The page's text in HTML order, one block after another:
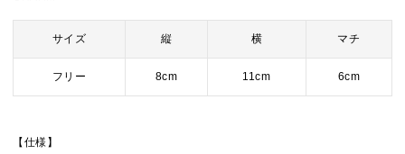
サイズ 縦 横 マチ
フリー 8cm 11cm 6cm
【仕様】